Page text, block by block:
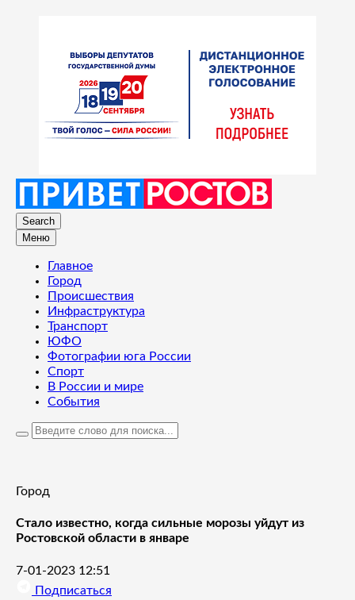
Search
Меню
Главное
Город
Происшествия
Инфраструктура
Транспорт
ЮФО
Фотографии юга России
Спорт
В России и мире
События
Город
Стало известно, когда сильные морозы уйдут из
Ростовской области в январе
7-01-2023 12:51
Подписаться